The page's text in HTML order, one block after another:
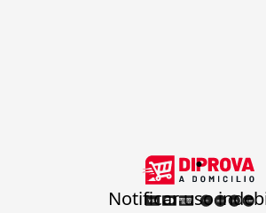
.
Notificar uso